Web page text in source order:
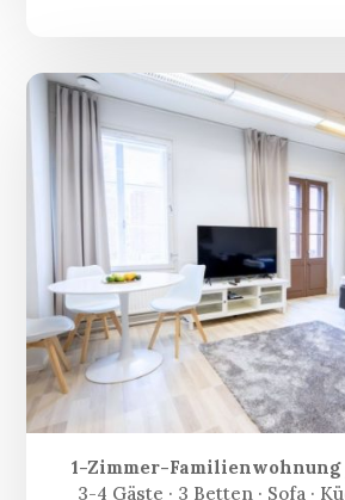
1-Zimmer-Familienwohnung
3-4 Gäste · 3 Betten · Sofa ·